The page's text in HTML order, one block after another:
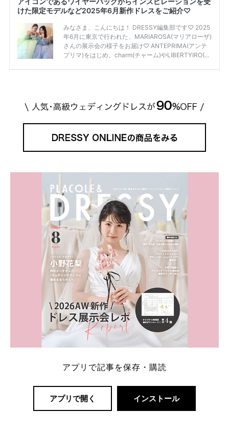
アプリで記事を保存・購読
アプリで開く インストール